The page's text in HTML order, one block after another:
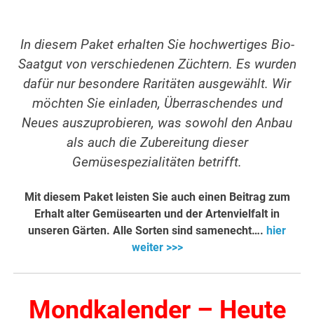
In diesem Paket erhalten Sie hochwertiges Bio-
Saatgut von verschiedenen Züchtern. Es wurden
dafür nur besondere Raritäten ausgewählt. Wir
möchten Sie einladen, Überraschendes und
Neues auszuprobieren, was sowohl den Anbau
als auch die Zubereitung dieser
Gemüsespezialitäten betrifft.
Mit diesem Paket leisten Sie auch einen Beitrag zum
Erhalt alter Gemüsearten und der Artenvielfalt in
unseren Gärten. Alle Sorten sind samenecht…. hier
weiter >>>
Mondkalender – Heute